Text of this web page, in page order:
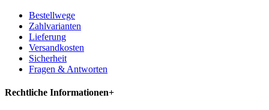
Bestellwege
Zahlvarianten
Lieferung
Versandkosten
Sicherheit
Fragen & Antworten
Rechtliche Informationen+